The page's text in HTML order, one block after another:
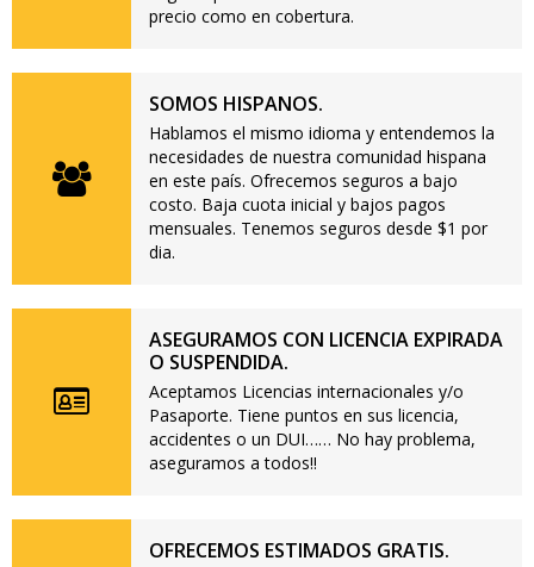
precio como en cobertura.
SOMOS HISPANOS.
Hablamos el mismo idioma y entendemos la
necesidades de nuestra comunidad hispana
en este país. Ofrecemos seguros a bajo
costo. Baja cuota inicial y bajos pagos
mensuales. Tenemos seguros desde $1 por
dia.
ASEGURAMOS CON LICENCIA EXPIRADA
O SUSPENDIDA.
Aceptamos Licencias internacionales y/o
Pasaporte. Tiene puntos en sus licencia,
accidentes o un DUI…… No hay problema,
aseguramos a todos!!
OFRECEMOS ESTIMADOS GRATIS.